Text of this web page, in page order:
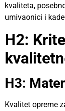
kvaliteta,
umivaonici i
H2:
H3:
Kvalitet opreme